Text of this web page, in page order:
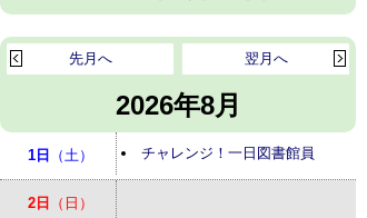
2026年8月
翌月へ
先月へ
1日 （土） チャレンジ！一日図書館員
2日 （日）